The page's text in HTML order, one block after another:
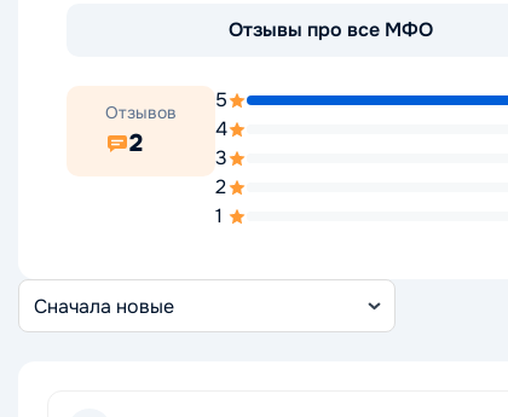
Отзывы про все МФО
Отзывов
2
5
4
3
2
1
Сортировка
отзывов